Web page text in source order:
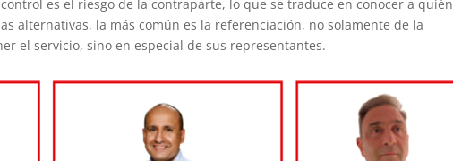
es el riesgo de la contraparte, lo que se traduce en conocer a
alternativas, la más común es la referenciación, no solamente de la
el servicio, sino en especial de sus representantes.